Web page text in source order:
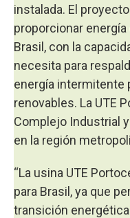
instalada. El
proporcionar
Brasil, con la
necesita para
energía intermitente
renovables. La UTE
Complejo Industrial
en la región
“La usina UTE
para Brasil, ya que
transición